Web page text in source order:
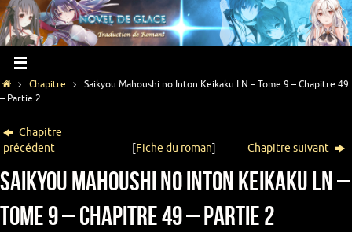
Chapitre
Saikyou Mahoushi no Inton Keikaku LN – Tome 9 – Chapitre 49
– Partie 2
Chapitre
précédent
[Fiche du roman] Chapitre suivant
Saikyou Mahoushi no Inton Keikaku LN –
Tome 9 – Chapitre 49 – Partie 2